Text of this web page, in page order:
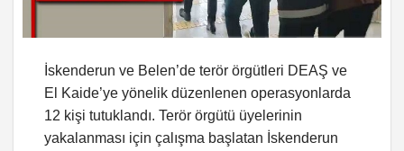
İskenderun ve Belen’de terör örgütleri DEAŞ ve
El Kaide’ye yönelik düzenlenen operasyonlarda
12 kişi tutuklandı. Terör örgütü üyelerinin
yakalanması için çalışma başlatan İskenderun